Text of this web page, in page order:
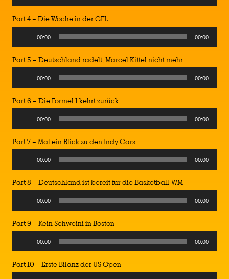
Part 4 – Die Woche in der GFL
00:00 00:00
Part 5 – Deutschland radelt, Marcel Kittel nicht mehr
00:00 00:00
Part 6 – Die Formel 1 kehrt zurück
00:00 00:00
Part 7 – Mal ein Blick zu den Indy Cars
00:00 00:00
Part 8 – Deutschland ist bereit für die Basketball-WM
00:00 00:00
Part 9 – Kein Schweini in Boston
00:00 00:00
Part 10 – Erste Bilanz der US Open